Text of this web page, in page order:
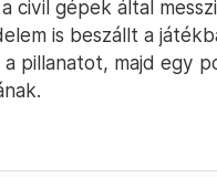
civil gépek által
is beszállt a
pillanatot, majd egy